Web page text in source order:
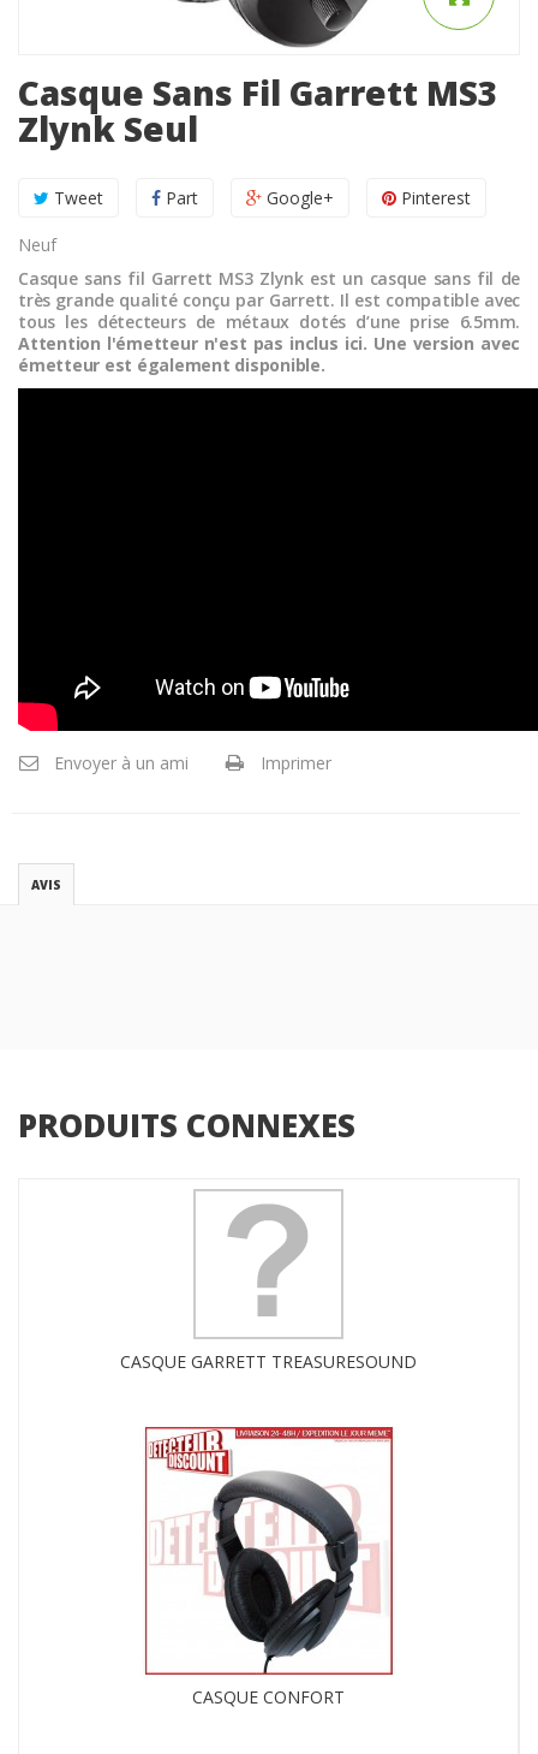
Casque Sans Fil Garrett MS3
Zlynk Seul
Tweet Part Google+ Pinterest
Neuf
Casque sans fil Garrett MS3 Zlynk est un casque sans fil de
très grande qualité conçu par Garrett. Il est compatible avec
tous les détecteurs de métaux dotés d’une prise 6.5mm.
Attention l'émetteur n'est pas inclus ici. Une version avec
émetteur est également disponible.
Envoyer à un ami Imprimer
AVIS
PRODUITS CONNEXES
CASQUE GARRETT TREASURESOUND
CASQUE CONFORT